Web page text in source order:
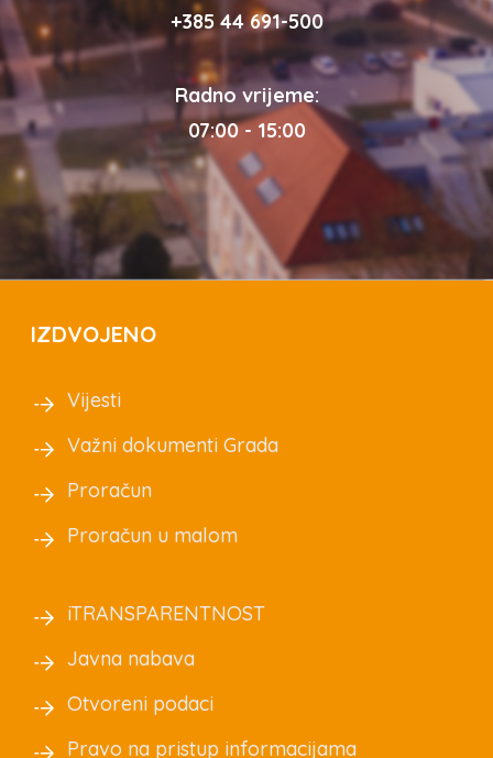
+385 44 691-500
Radno vrijeme:
07:00 - 15:00
IZDVOJENO
Vijesti
Važni dokumenti Grada
Proračun
Proračun u malom
iTRANSPARENTNOST
Javna nabava
Otvoreni podaci
Pravo na pristup informacijama